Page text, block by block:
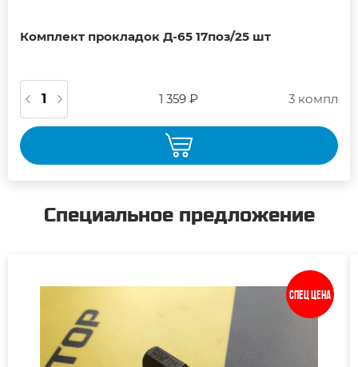
Комплект прокладок Д-65 17поз/25 шт
1 359 ₽ 3 компл
Специальное предложение
Спец цена